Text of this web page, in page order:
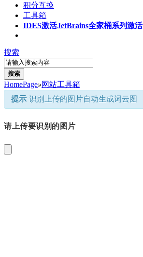
积分互换
工具箱
IDES激活JetBrains全家桶系列激活
搜索
搜索
HomePage»网站工具箱
提示 识别上传的图片自动生成词云图
请上传要识别的图片